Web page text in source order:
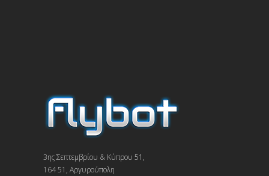
3ης Σεπτεμβρίου & Κύπρου 51,
164 51, Αργυρούπολη